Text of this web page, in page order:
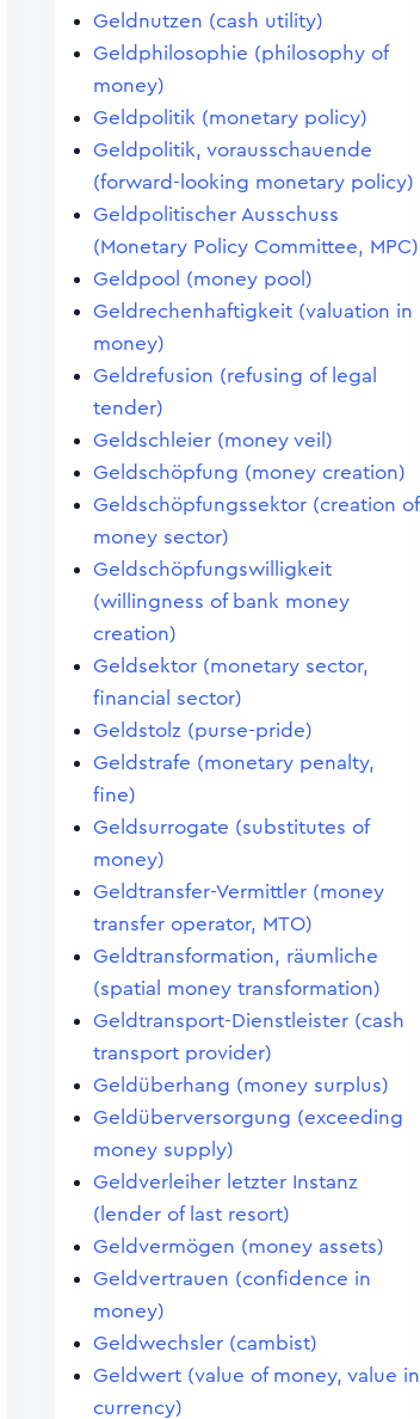
Geldnutzen (cash utility)
Geldphilosophie (philosophy of
money)
Geldpolitik (monetary policy)
Geldpolitik, vorausschauende
(forward-looking monetary policy)
Geldpolitischer Ausschuss
(Monetary Policy Committee, MPC)
Geldpool (money pool)
Geldrechenhaftigkeit (valuation in
money)
Geldrefusion (refusing of legal
tender)
Geldschleier (money veil)
Geldschöpfung (money creation)
Geldschöpfungssektor (creation of
money sector)
Geldschöpfungswilligkeit
(willingness of bank money
creation)
Geldsektor (monetary sector,
financial sector)
Geldstolz (purse-pride)
Geldstrafe (monetary penalty,
fine)
Geldsurrogate (substitutes of
money)
Geldtransfer-Vermittler (money
transfer operator, MTO)
Geldtransformation, räumliche
(spatial money transformation)
Geldtransport-Dienstleister (cash
transport provider)
Geldüberhang (money surplus)
Geldüberversorgung (exceeding
money supply)
Geldverleiher letzter Instanz
(lender of last resort)
Geldvermögen (money assets)
Geldvertrauen (confidence in
money)
Geldwechsler (cambist)
Geldwert (value of money, value in
currency)